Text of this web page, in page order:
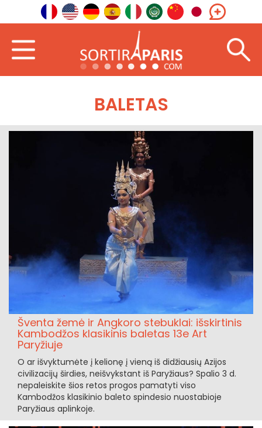
BALETAS
Šventa žemė ir Angkoro stebuklai: išskirtinis
Kambodžos klasikinis baletas 13e Art
Paryžiuje
O ar išvyktumėte į kelionę į vieną iš didžiausių Azijos
civilizacijų širdies, neišvykstant iš Paryžiaus? Spalio 3 d.
nepaleiskite šios retos progos pamatyti viso
Kambodžos klasikinio baleto spindesio nuostabioje
Paryžiaus aplinkoje.